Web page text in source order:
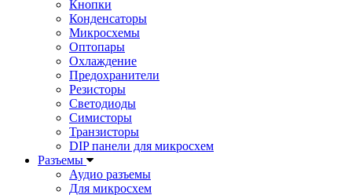
Кнопки
Конденсаторы
Микросхемы
Оптопары
Охлаждение
Предохранители
Резисторы
Светодиоды
Симисторы
Транзисторы
DIP панели для микросхем
Разъемы
Аудио разъемы
Для микросхем